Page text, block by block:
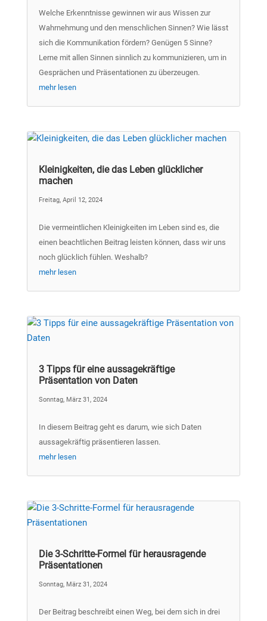
Welche Erkenntnisse gewinnen wir aus Wissen zur
Wahrnehmung und den menschlichen Sinnen? Wie lässt
sich die Kommunikation fördern? Genügen 5 Sinne?
Lerne mit allen Sinnen sinnlich zu kommunizieren, um in
Gesprächen und Präsentationen zu überzeugen.
mehr lesen
Kleinigkeiten, die das Leben glücklicher
machen
Freitag, April 12, 2024
Die vermeintlichen Kleinigkeiten im Leben sind es, die
einen beachtlichen Beitrag leisten können, dass wir uns
noch glücklich fühlen. Weshalb?
mehr lesen
3 Tipps für eine aussagekräftige
Präsentation von Daten
Sonntag, März 31, 2024
In diesem Beitrag geht es darum, wie sich Daten
aussagekräftig präsentieren lassen.
mehr lesen
Die 3-Schritte-Formel für herausragende
Präsentationen
Sonntag, März 31, 2024
Der Beitrag beschreibt einen Weg, bei dem sich in drei